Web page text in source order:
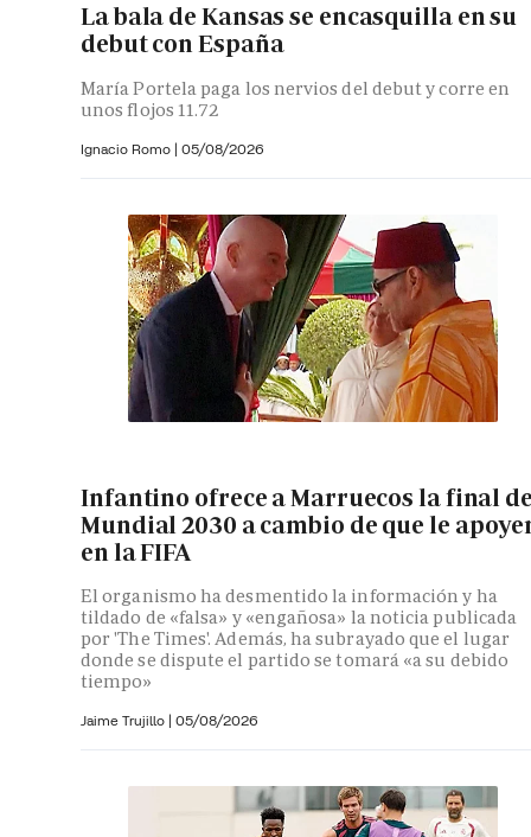
La bala de Kansas se encasquilla en su
debut con España
María Portela paga los nervios del debut y corre en
unos flojos 11.72
Ignacio Romo | 05/08/2026
Infantino ofrece a Marruecos la final
Mundial 2030 a cambio de que le
en la FIFA
El organismo ha desmentido la información y ha
tildado de «falsa» y «engañosa» la noticia publicada
por 'The Times'. Además, ha subrayado que el lugar
donde se dispute el partido se tomará «a su debido
tiempo»
Jaime Trujillo | 05/08/2026